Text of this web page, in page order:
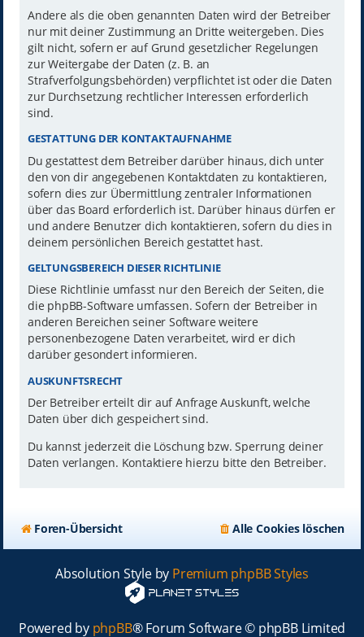
Andere als die oben genannten Daten wird der Betreiber
nur mit deiner Zustimmung an Dritte weitergeben. Dies
gilt nicht, sofern er auf Grund gesetzlicher Regelungen
zur Weitergabe der Daten (z. B. an
Strafverfolgungsbehörden) verpflichtet ist oder die Daten
zur Durchsetzung rechtlicher Interessen erforderlich
sind.
GESTATTUNG DER KONTAKTAUFNAHME
Du gestattest dem Betreiber darüber hinaus, dich unter
den von dir angegebenen Kontaktdaten zu kontaktieren,
sofern dies zur Übermittlung zentraler Informationen
über das Board erforderlich ist. Darüber hinaus dürfen er
und andere Benutzer dich kontaktieren, sofern du dies in
deinem persönlichen Bereich gestattet hast.
GELTUNGSBEREICH DIESER RICHTLINIE
Diese Richtlinie umfasst nur den Bereich der Seiten, die
die phpBB-Software umfassen. Sofern der Betreiber in
anderen Bereichen seiner Software weitere
personenbezogene Daten verarbeitet, wird er dich
darüber gesondert informieren.
AUSKUNFTSRECHT
Der Betreiber erteilt dir auf Anfrage Auskunft, welche
Daten über dich gespeichert sind.
Du kannst jederzeit die Löschung bzw. Sperrung deiner
Daten verlangen. Kontaktiere hierzu bitte den Betreiber.
Foren-Übersicht Alle Cookies löschen
Absolution Style by Premium phpBB Styles
Powered by phpBB® Forum Software © phpBB Limited